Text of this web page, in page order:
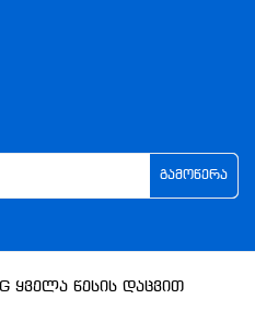
ᲒᲐᲛᲝᲬᲔᲠᲐ
Ყველა Წესის Დაცვით